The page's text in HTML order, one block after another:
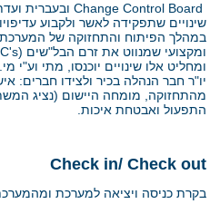
Change Control Board ובעברית
שינויים שתפקידה לאשר ולקבוע
במהלך הפיתוח והתחזוקה של
ומקצועי שמנווט את זרם הבל"שים
ומחליט אלו שינויים יוכנסו, מתי
יו"ר חבר הנהלה בכיר ולצידו חברים:
מהתחזוקה, מומחה היישום (נציג
התפעול ואבטחת איכות.
Check in/ Check out
בקרת כניסה ויציאה למערכת